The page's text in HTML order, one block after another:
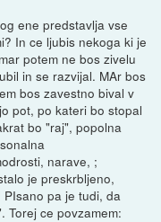
ene predstavlja vse
In ce ljubis nekoga ki je
potem ne bos zivelu
in se razvijal. MAr bos
bos zavestno bival v
pot, po kateri bo stopal
bo "raj", popolna
narave, ;
je preskrbljeno,
pa je tudi, da
Torej ce povzamem: